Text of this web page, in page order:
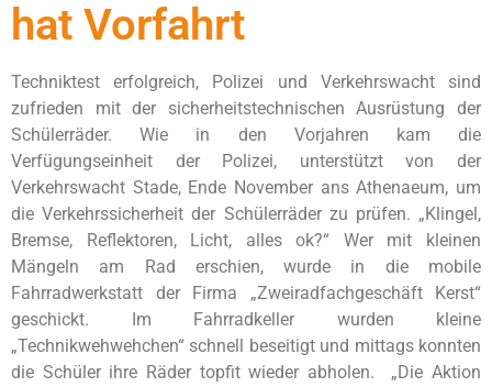
hat Vorfahrt
Techniktest erfolgreich, Polizei und Verkehrswacht sind
zufrieden mit der sicherheitstechnischen Ausrüstung der
Schülerräder. Wie in den Vorjahren kam die
Verfügungseinheit der Polizei, unterstützt von der
Verkehrswacht Stade, Ende November ans Athenaeum, um
die Verkehrssicherheit der Schülerräder zu prüfen. „Klingel,
Bremse, Reflektoren, Licht, alles ok?“ Wer mit kleinen
Mängeln am Rad erschien, wurde in die mobile
Fahrradwerkstatt der Firma „Zweiradfachgeschäft Kerst“
geschickt. Im Fahrradkeller wurden kleine
„Technikwehwehchen“ schnell beseitigt und mittags konnten
die Schüler ihre Räder topfit wieder abholen. „Die Aktion